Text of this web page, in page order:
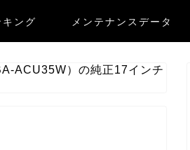
ング メンテナンスデータ
ACU35W）の純正17インチ